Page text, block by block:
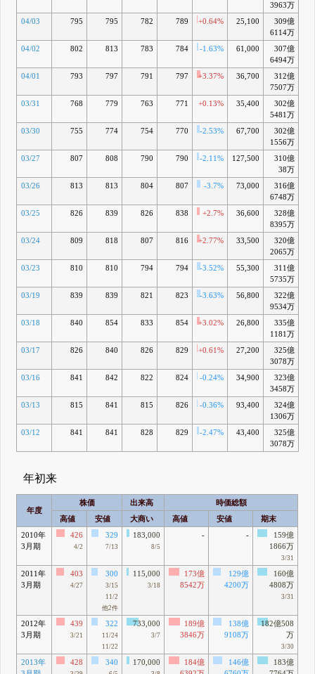
3963万
04/03
795 795 782 789 +0.64% 25,100
309億
6114万
04/02 802 813 783 784 -1.63% 61,000
307億
6494万
04/01
793 797 791 797 +3.37% 36,700
312億
7507万
03/31 768 779 763 771 +0.13% 35,400
302億
5481万
03/30 755 774 754 770 -2.53% 67,700
302億
1556万
03/27 807 808 790 790 -2.11% 127,500
310億
38万
03/26 813 813 804 807 -3.7% 73,000
316億
6748万
03/25 826 839 826 838 +2.7% 36,600
328億
8395万
03/24 809 818 807 816 +2.77% 33,500
320億
2065万
03/23 810 810 794 794 -3.52% 55,300
311億
5735万
03/19 839 839 821 823 -3.63% 56,800
322億
9534万
03/18 840 854 833 854 +3.02% 26,800
335億
1181万
03/17 826 840 826 829 +0.61% 27,200
325億
3078万
03/16 841 842 822 824 -0.24% 34,900
323億
3458万
03/13 815 841 815 826 -0.36% 93,400
324億
1306万
03/12 841 841 828 829 -2.47% 43,400
325億
3078万
年初来
年度
株価 出来高
時価総額
高値
安値 大商い 高値 安値
期末
2010年
3月期
426
4/2
329
7/13
183,000
8/5
- -
159億
1866万
3/31
2011年
3月期
403
4/27
300
3/15
11/2
他2件
115,000
3/18
173億
8542万
129億
4200万
160億
4808万
3/31
2012年
3月期
439
3/21
322
11/24
11/22
733,000
3/7
189億
3846万
138億
9108万
182億508
万
3/30
2013年
428 340 170,000
184億
146億
183億